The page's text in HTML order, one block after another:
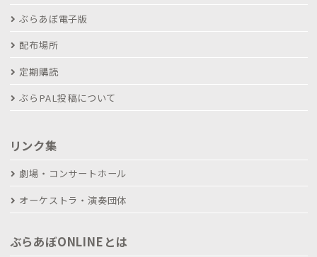
ぶらあぼ電子版
配布場所
定期購読
ぶらPAL投稿について
リンク集
劇場・コンサートホール
オーケストラ・演奏団体
ぶらあぼONLINEとは